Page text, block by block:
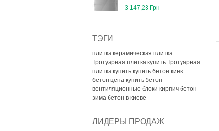
3 147,23 Грн
ТЭГИ
плитка керамическая плитка
Тротуарная плитка купить Тротуарная
плитка купить купить бетон киев
бетон цена купить бетон
вентиляционные блоки кирпич бетон
зима бетон в киеве
ЛИДЕРЫ ПРОДАЖ